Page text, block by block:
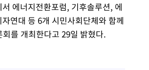
에너지전환포럼, 기후솔루션, 에
연대 등 6개 시민사회단체와 함께
를 개최한다고 29일 밝혔다.